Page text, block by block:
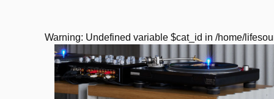
Warning: Undefined variable $cat_id in /home/